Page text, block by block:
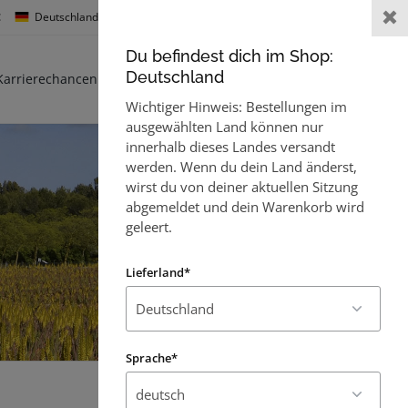
Du befindest dich im Shop:
Deutschland
Wichtiger Hinweis: Bestellungen im
ausgewählten Land können nur
innerhalb dieses Landes versandt
werden. Wenn du dein Land änderst,
wirst du von deiner aktuellen Sitzung
abgemeldet und dein Warenkorb wird
geleert.
Lieferland*
Sprache*
Deutschland
Kontakt